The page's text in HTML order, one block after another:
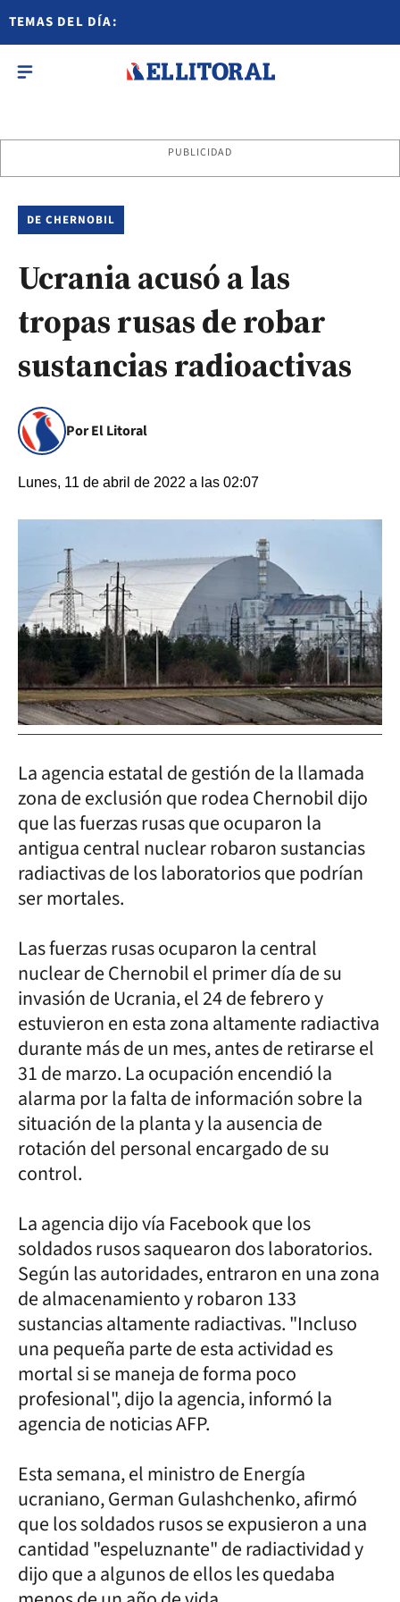
TEMAS DEL DÍA:
PUBLICIDAD
DE CHERNOBIL
Ucrania acusó a las
tropas rusas de robar
sustancias radioactivas
Por El Litoral
Lunes, 11 de abril de 2022 a las 02:07
La agencia estatal de gestión de la llamada
zona de exclusión que rodea Chernobil dijo
que las fuerzas rusas que ocuparon la
antigua central nuclear robaron sustancias
radiactivas de los laboratorios que podrían
ser mortales.
Las fuerzas rusas ocuparon la central
nuclear de Chernobil el primer día de su
invasión de Ucrania, el 24 de febrero y
estuvieron en esta zona altamente radiactiva
durante más de un mes, antes de retirarse el
31 de marzo. La ocupación encendió la
alarma por la falta de información sobre la
situación de la planta y la ausencia de
rotación del personal encargado de su
control.
La agencia dijo vía Facebook que los
soldados rusos saquearon dos laboratorios.
Según las autoridades, entraron en una zona
de almacenamiento y robaron 133
sustancias altamente radiactivas. "Incluso
una pequeña parte de esta actividad es
mortal si se maneja de forma poco
profesional", dijo la agencia, informó la
agencia de noticias AFP.
Esta semana, el ministro de Energía
ucraniano, German Gulashchenko, afirmó
que los soldados rusos se expusieron a una
cantidad "espeluznante" de radiactividad y
dijo que a algunos de ellos les quedaba